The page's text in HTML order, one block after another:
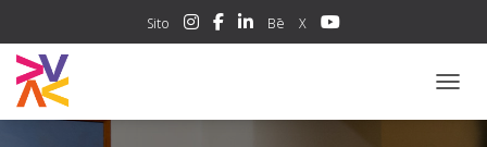
Sito Bē X